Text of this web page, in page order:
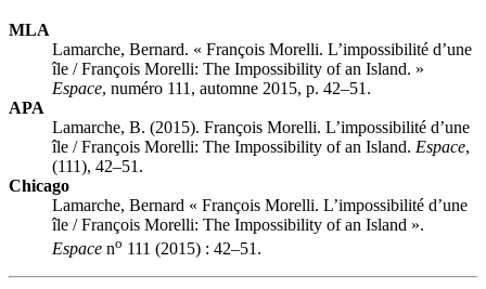
MLA
Lamarche, Bernard. « François Morelli. L’impossibilité d’une
île / François Morelli: The Impossibility of an Island. »
Espace, numéro 111, automne 2015, p. 42–51.
APA
Lamarche, B. (2015). François Morelli. L’impossibilité d’une
île / François Morelli: The Impossibility of an Island. Espace,
(111), 42–51.
Chicago
Lamarche, Bernard « François Morelli. L’impossibilité d’une
île / François Morelli: The Impossibility of an Island ».
Espace no 111 (2015) : 42–51.